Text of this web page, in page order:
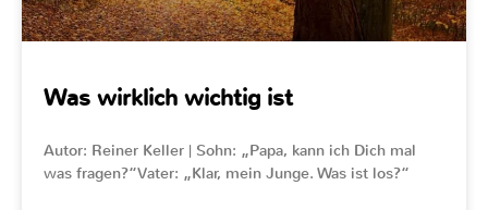
Was wirklich wichtig ist
Autor: Reiner Keller | Sohn: „Papa, kann ich Dich mal
was fragen?“Vater: „Klar, mein Junge. Was ist los?“